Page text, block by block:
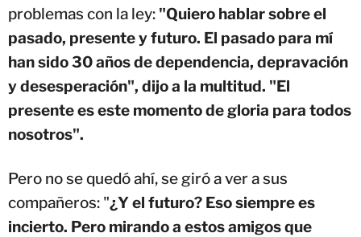
problemas con la ley: "Quiero hablar sobre el
pasado, presente y futuro. El pasado para mí
han sido 30 años de dependencia, depravación
y desesperación", dijo a la multitud. "El
presente es este momento de gloria para todos
nosotros".
Pero no se quedó ahí, se giró a ver a sus
compañeros: "¿Y el futuro? Eso siempre es
incierto. Pero mirando a estos amigos que